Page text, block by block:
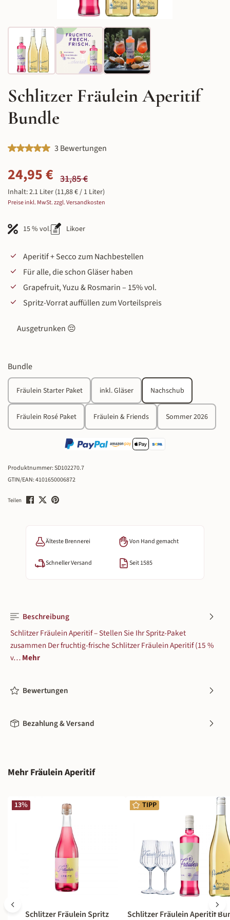
Schlitzer Fräulein Aperitif
Bundle
Durchschnittliche Bewertung von 5 von 5 Sternen
3 Bewertungen
Verkaufspreis:
24,95 € Regulärer Preis:
31,85 €
Inhalt:2.1 Liter (11,88 € / 1 Liter)
Preise inkl. MwSt. zzgl. Versandkosten
15 % vol. Likoer
Aperitif + Secco zum Nachbestellen
Für alle, die schon Gläser haben
Grapefruit, Yuzu & Rosmarin – 15% vol.
Spritz-Vorrat auffüllen zum Vorteilspreis
Ausgetrunken 😔
Bundleauswählen
Fräulein Starter Paket inkl. Gläser Nachschub
(Diese Option ist
Fräulein Rosé Paket Fräulein & Friends Sommer 2026
Produktnummer:SD102270.7
GTIN/EAN:4101650006872
Teilen
Älteste Brennerei Von Hand gemacht
Schneller Versand Seit 1585
Beschreibung
Schlitzer Fräulein Aperitif – Stellen Sie Ihr Spritz-Paket
zusammen Der fruchtig-frische Schlitzer Fräulein Aperitif (15 %
v…Mehr
Bewertungen
Bezahlung & Versand
Produktgalerie überspringen
Mehr Fräulein Aperitif
13%
Schlitzer Fräulein Spritz
TIPP
Schlitzer Fräulein Aperitif